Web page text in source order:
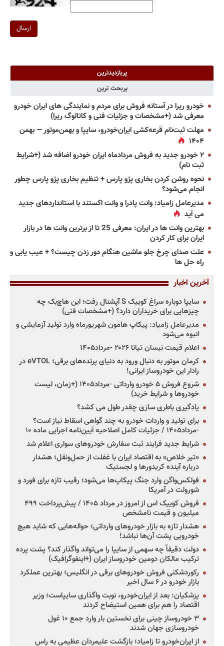
ارسال
پربازدیدترین
پربحث ترین
خودرو ریرا در آستانه فروش برای مردم و نمایندگی های ایران خودرو
معرفی شد (+مشخصات و جزئیات فنی و کاتالوگ ریرا)
مهلت ثبت‌نام قرعه‌کشی ایران‌خودرو، سایپا و بهمن‌موتور — بهمن
۱۴۰۴
۲ خودرو جدید به فروش مردادماه ایران خودرو اضافه شد (+شرایط
ثبت نام)
نحوه روشن کردن بخاری پژو پارس + تنظیم بخاری پژو پارس چطور
انجام می‌شود؟
مدیرعامل زامیاد: وانت پادرا و وانت اکستند با استانداردهای جدید
می آید
بهترین وانت ها در ایران: معرفی 25 تا از برترین وانت ها در بازار
ایران برای کار کردن
علت صدای چرخ جلو ماشین هنگام دور زدن چیست؟ + عیب یابی و
راه حل ها
آخرین اخبار
سایپا دوباره سراغ کوییک S آپشنال رفت؛ این هاچ‌بک چه
چیزهایی برای خریداران دارد؟ (+مشخصات فنی)
مدیرعامل زامیاد: پیکاپ هامون شهریورماه وارد تولید آزمایشی و
انبوه می‌شود
اعلام قیمت نیسان تیانا ۲۰۲۶ -مرداد۱۴۰۵
کرمان موتور به دنبال ورود به دنیای پرنده‌های برقی؛ eVTOL در
رادار این خودروساز ایرانی!
شروع فروش ۵ خودرو وارداتی -مرداد۱۴۰۵ (+زمان، لیست
خودروها و شرایط خرید)
یادگیری باطری سازی چقدر طول می کشد؟
برای تولید و واردات خودرو به چند گواهی اسقاط نیاز است؟
-مرداد۱۴۰۵ / جزئیات کامل اصلاحیه آیین‌نامه اجرایی ماده ۱۰
شرایط جدید فرایند ثبت سفارش خودروهای سواری اعلام شد
«تیر خلاص» به اقتصاد ایران با غفلت از حمل‌ونقل؛ هشدار
درباره آینده کریدورها و لجستیک
فولکس‌واگن وارد جنگ پیکاپ‌ها می‌شود؛ رقیب تازه برای فورد و
شورولت در آمریکا
فروش کوییک اس از امروز در مرداد ۱۴۰۵ / پیش‌پرداخت ۴۹۹
میلیون و قیمت نامشخص
هشدار تازه به بازار خودروهای وارداتی؛ حواله‌هایی که شاید هیچ
خودرویی پشت آن‌ها نباشد!
دولت دقیقاً چه سهمی از سایپا را می‌تواند واگذار کند؟ پشت پرده
ترکیب مالکان دومین خودروساز ایران (+اینفوگرافیک)
رکوردشکنی فروش خودروهای برقی در انگلیس؛ بهترین عملکرد
بازار خودرو در ۶ سال اخیر
پزشکیان: بعد از ایران‌خودرو، نوبت واگذاری سایپاست؛ وزیر
اقتصاد را هم برای همین استیضاح کردند
۳ خودروساز چینی برای نخستین بار وارد جمع ۱۰ غول
خودروسازی جهان شدند
از ایران‌خودرو تا زامیاد؛ بازگشت علیمردان عظیمی به راس